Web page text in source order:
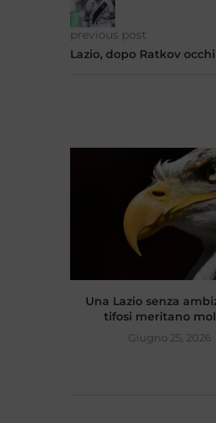
previous post
Lazio, dopo Ratkov
Una Lazio senza
tifosi meritano
Giugno 25, 2026